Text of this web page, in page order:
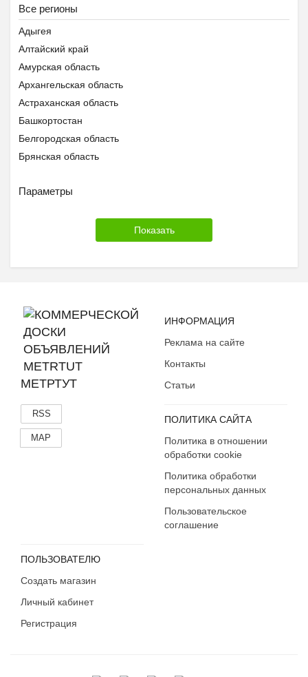
Предложение услуг
Знакомства
Помощь животным Беларуси
Все регионы
Адыгея
Алтайский край
Амурская область
Архангельская область
Астраханская область
Башкортостан
Белгородская область
Брянская область
Владимирская область
Ивановская область
Ингушетия
Иркутская область
Кабардино-Балкария
Калининградская область
Калмыкия
Калужская область
Камчатский край
Красноярский край
Крым
Курганская область
Параметры
МЕТРТУТ
RSS
MAP
ИНФОРМАЦИЯ
Реклама на сайте
Контакты
Статьи
ПОЛИТИКА САЙТА
Политика в отношении
обработки cookie
Политика обработки
персональных данных
Пользовательское
соглашение
ПОЛЬЗОВАТЕЛЮ
Создать магазин
Личный кабинет
Регистрация